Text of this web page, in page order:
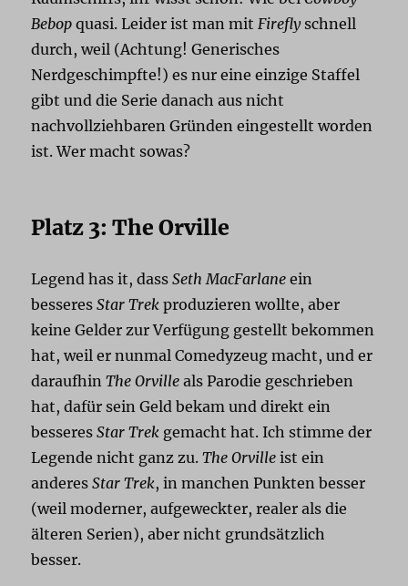
Bebop quasi. Leider ist man mitFireflyschnell
durch, weil (Achtung! Generisches
Nerdgeschimpfte!) es nur eine einzige Staffel
gibt und die Serie danach aus nicht
nachvollziehbaren Gründen eingestellt worden
ist. Wer macht sowas?
Platz 3: The Orville
Legend has it, dassSeth MacFarlane ein
besseresStar Trek produzieren wollte, aber
keine Gelder zur Verfügung gestellt bekommen
hat, weil er nunmal Comedyzeug macht, und er
daraufhinThe Orville als Parodie geschrieben
hat, dafür sein Geld bekam und direkt ein
besseresStar Trek gemacht hat. Ich stimme der
Legende nicht ganz zu.The Orville ist ein
anderesStar Trek, in manchen Punkten besser
(weil moderner, aufgeweckter, realer als die
älteren Serien), aber nicht grundsätzlich
besser.